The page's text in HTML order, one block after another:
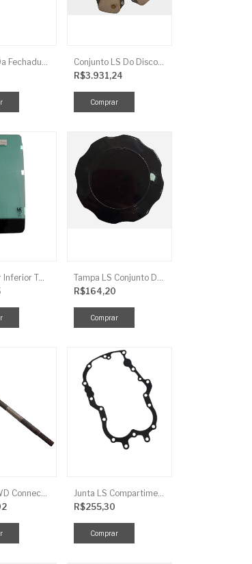
Haste LS Da Fechadura TRG 830
Conjunto LS Do Disco De Embreagem TRG250
R$3.931,24
Vidro LS Fr Inferior TGR863
Tampa LS Conjunto De Combustivel G040FCI
R$164,20
Eixo LS 4WD Connect TRG2888
Junta LS Compartimento Traseiro EGQ155
R$255,30